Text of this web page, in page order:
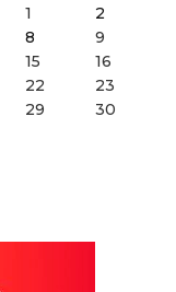
1
2
8
9
15
16
22
23
29
30